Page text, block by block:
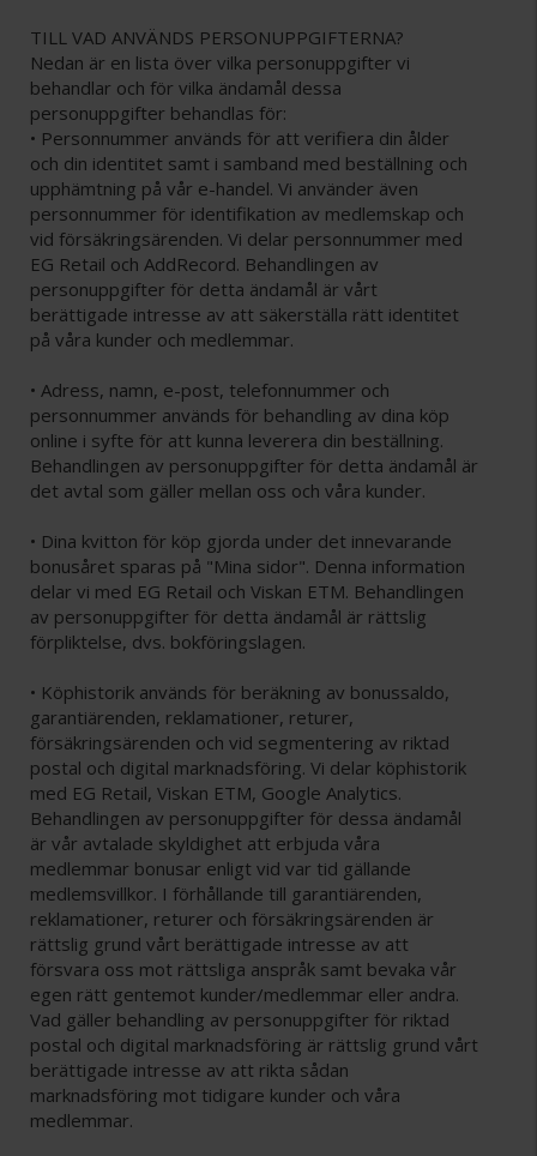
TILL VAD ANVÄNDS PERSONUPPGIFTERNA?
Nedan är en lista över vilka personuppgifter vi
behandlar och för vilka ändamål dessa
personuppgifter behandlas för:
• Personnummer används för att verifiera din ålder
och din identitet samt i samband med beställning och
upphämtning på vår e-handel. Vi använder även
personnummer för identifikation av medlemskap och
vid försäkringsärenden. Vi delar personnummer med
EG Retail och AddRecord. Behandlingen av
personuppgifter för detta ändamål är vårt
berättigade intresse av att säkerställa rätt identitet
på våra kunder och medlemmar.
• Adress, namn, e-post, telefonnummer och
personnummer används för behandling av dina köp
online i syfte för att kunna leverera din beställning.
Behandlingen av personuppgifter för detta ändamål är
det avtal som gäller mellan oss och våra kunder.
• Dina kvitton för köp gjorda under det innevarande
bonusåret sparas på "Mina sidor". Denna information
delar vi med EG Retail och Viskan ETM. Behandlingen
av personuppgifter för detta ändamål är rättslig
förpliktelse, dvs. bokföringslagen.
• Köphistorik används för beräkning av bonussaldo,
garantiärenden, reklamationer, returer,
försäkringsärenden och vid segmentering av riktad
postal och digital marknadsföring. Vi delar köphistorik
med EG Retail, Viskan ETM, Google Analytics.
Behandlingen av personuppgifter för dessa ändamål
är vår avtalade skyldighet att erbjuda våra
medlemmar bonusar enligt vid var tid gällande
medlemsvillkor. I förhållande till garantiärenden,
reklamationer, returer och försäkringsärenden är
rättslig grund vårt berättigade intresse av att
försvara oss mot rättsliga anspråk samt bevaka vår
egen rätt gentemot kunder/medlemmar eller andra.
Vad gäller behandling av personuppgifter för riktad
postal och digital marknadsföring är rättslig grund vårt
berättigade intresse av att rikta sådan
marknadsföring mot tidigare kunder och våra
medlemmar.